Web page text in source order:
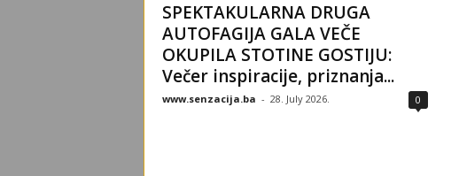
SPEKTAKULARNA DRUGA
AUTOFAGIJA GALA VEČE
OKUPILA STOTINE GOSTIJU:
Večer inspiracije, priznanja...
www.senzacija.ba - 28. July 2026. 0